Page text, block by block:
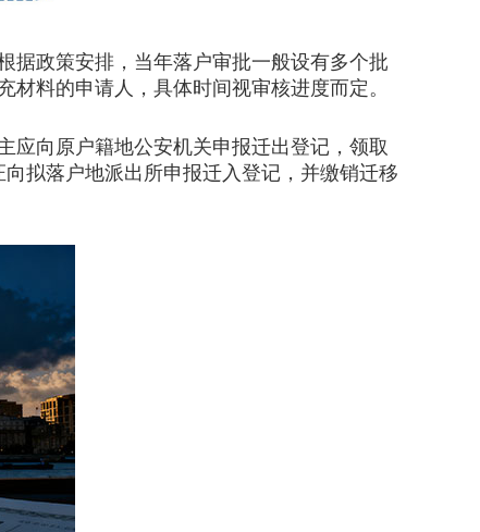
政策安排，当年落户审批一般设有多个批
料的申请人，具体时间视审核进度而定。
向原户籍地公安机关申报迁出登记，领取
拟落户地派出所申报迁入登记，并缴销迁移